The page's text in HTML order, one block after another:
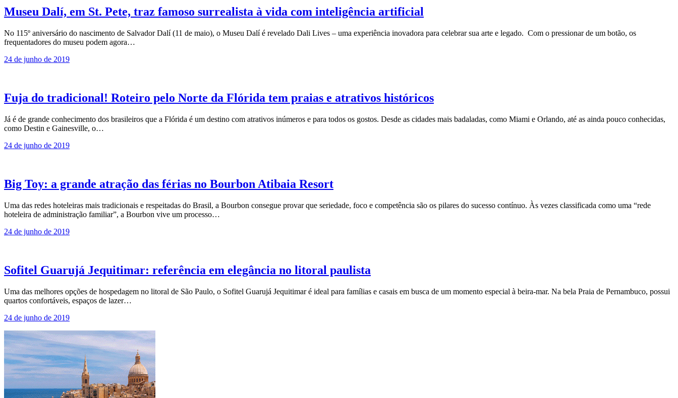
Museu Dalí, em St. Pete, traz famoso surrealista à vida com inteligência artificial
No 115º aniversário do nascimento de Salvador Dalí (11 de maio), o Museu Dalí é revelado Dali Lives – uma experiência inovadora para celebrar sua arte e legado. Com o pressionar de um botão, os
frequentadores do museu podem agora…
24 de junho de 2019
Fuja do tradicional! Roteiro pelo Norte da Flórida tem praias e atrativos históricos
Já é de grande conhecimento dos brasileiros que a Flórida é um destino com atrativos inúmeros e para todos os gostos. Desde as cidades mais badaladas, como Miami e Orlando, até as ainda pouco conhecidas,
como Destin e Gainesville, o…
24 de junho de 2019
Big Toy: a grande atração das férias no Bourbon Atibaia Resort
Uma das redes hoteleiras mais tradicionais e respeitadas do Brasil, a Bourbon consegue provar que seriedade, foco e competência são os pilares do sucesso contínuo. Às vezes classificada como uma “rede
hoteleira de administração familiar”, a Bourbon vive um processo…
24 de junho de 2019
Sofitel Guarujá Jequitimar: referência em elegância no litoral paulista
Uma das melhores opções de hospedagem no litoral de São Paulo, o Sofitel Guarujá Jequitimar é ideal para famílias e casais em busca de um momento especial à beira-mar. Na bela Praia de Pernambuco, possui
quartos confortáveis, espaços de lazer…
24 de junho de 2019